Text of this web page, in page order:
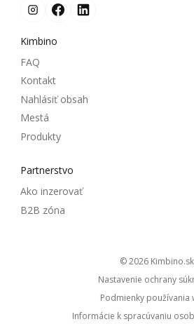
Kimbino
FAQ
Kontakt
Nahlásiť obsah
Mestá
Produkty
Partnerstvo
Ako inzerovať
B2B zóna
© 2026
kimbino.sk
Nastavenie ochrany
Podmienky používania
Informácie k spracúvaniu